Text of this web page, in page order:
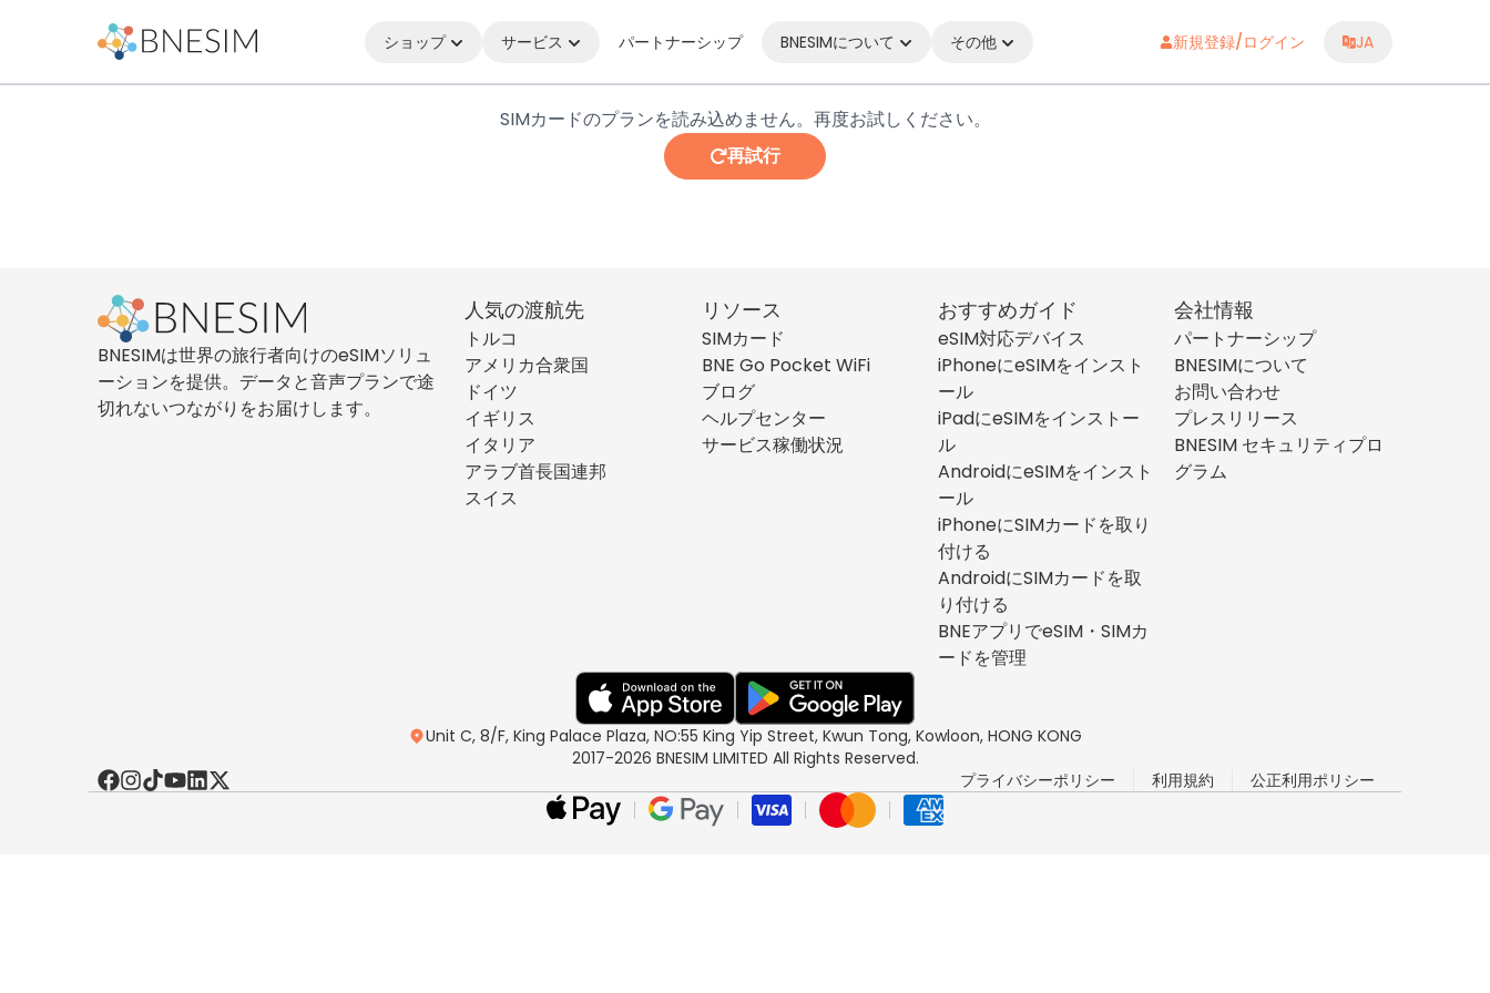
ショップ サービス パートナーシップ BNESIMについて その他 新規登録/ログイン JA
SIMカードのプランを読み込めません。再度お試しください。
再試行
BNESIMは世界の旅行者向けのeSIMソリュ
ーションを提供。データと音声プランで途
切れないつながりをお届けします。
人気の渡航先
トルコ
アメリカ合衆国
ドイツ
イギリス
イタリア
アラブ首長国連邦
スイス
リソース
SIMカード
BNE Go Pocket WiFi
ブログ
ヘルプセンター
サービス稼働状況
おすすめガイド
eSIM対応デバイス
iPhoneにeSIMをインスト
ール
iPadにeSIMをインストー
ル
AndroidにeSIMをインスト
ール
iPhoneにSIMカードを取り
付ける
AndroidにSIMカードを取
り付ける
BNEアプリでeSIM・SIMカ
ードを管理
会社情報
パートナーシップ
BNESIMについて
お問い合わせ
プレスリリース
BNESIM セキュリティプロ
グラム
Unit C, 8/F, King Palace Plaza, NO:55 King Yip Street, Kwun Tong, Kowloon, HONG KONG
2017-2026 BNESIM LIMITED All Rights Reserved.
プライバシーポリシー
利用規約 公正利用ポリシー